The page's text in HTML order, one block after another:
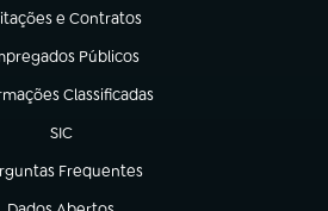
e Contratos
em nova aba)
Públicos
em nova aba)
Classificadas
em nova aba)
SIC
(abre em nova aba)
Frequentes
em nova aba)